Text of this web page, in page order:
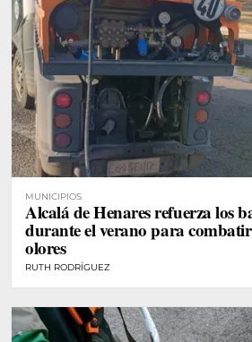
MUNICIPIOS
Alcalá de Henares refuerza los
durante el verano para
olores
RUTH RODRÍGUEZ